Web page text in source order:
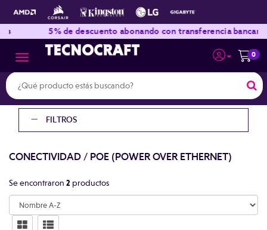
0
Toggle navigation
5% de descuento abonando con transferencia bancaria
FILTROS
CONECTIVIDAD/ POE (POWER OVER ETHERNET)
Se encontraron 2 productos